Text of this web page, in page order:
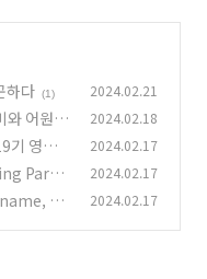
하다 (1) 2024.02.21
와 어원
(1
2024.02.18
영자 1
2024.02.17
Party)
2024.02.17
mi
2024.02.17